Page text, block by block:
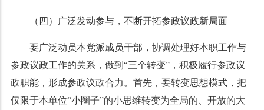
（四）广泛发动参与，不断开拓参政议政新局面
要广泛动员本党派成员干部，协调处理好本职工作与
参政议政工作的关系，做到 “三个转变”，积极履行参政议
政职能，形成参政议政合力。首先，要转变思想模式，把
仅限于本单位“小圈子”的小思维转变为全局的、开放的大